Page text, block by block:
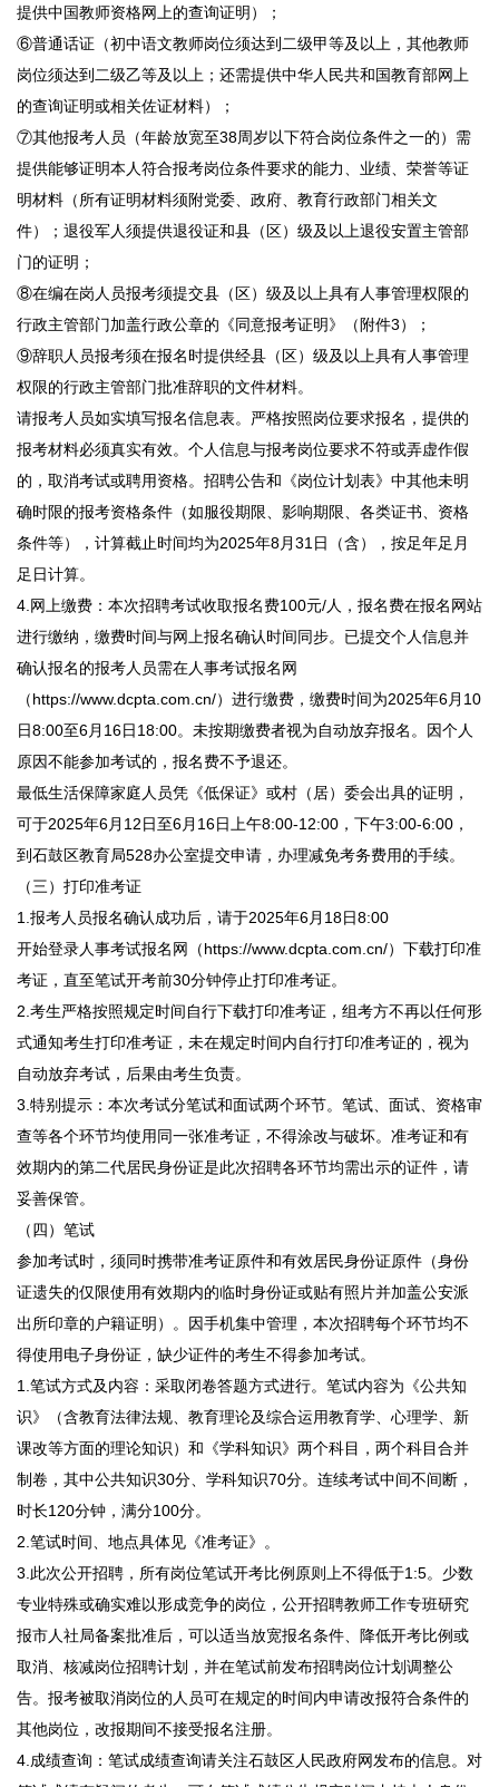
提供中国教师资格网上的查询证明）；
⑥普通话证（初中语文教师岗位须达到二级甲等及以上，其他教师
岗位须达到二级乙等及以上；还需提供中华人民共和国教育部网上
的查询证明或相关佐证材料）；
⑦其他报考人员（年龄放宽至38周岁以下符合岗位条件之一的）需
提供能够证明本人符合报考岗位条件要求的能力、业绩、荣誉等证
明材料（所有证明材料须附党委、政府、教育行政部门相关文
件）；退役军人须提供退役证和县（区）级及以上退役安置主管部
门的证明；
⑧在编在岗人员报考须提交县（区）级及以上具有人事管理权限的
行政主管部门加盖行政公章的《同意报考证明》（附件3）；
⑨辞职人员报考须在报名时提供经县（区）级及以上具有人事管理
权限的行政主管部门批准辞职的文件材料。
请报考人员如实填写报名信息表。严格按照岗位要求报名，提供的
报考材料必须真实有效。个人信息与报考岗位要求不符或弄虚作假
的，取消考试或聘用资格。招聘公告和《岗位计划表》中其他未明
确时限的报考资格条件（如服役期限、影响期限、各类证书、资格
条件等），计算截止时间均为2025年8月31日（含），按足年足月
足日计算。
4.网上缴费：本次招聘考试收取报名费100元/人，报名费在报名网站
进行缴纳，缴费时间与网上报名确认时间同步。已提交个人信息并
确认报名的报考人员需在人事考试报名网
（https://www.dcpta.com.cn/）进行缴费，缴费时间为2025年6月10
日8:00至6月16日18:00。未按期缴费者视为自动放弃报名。因个人
原因不能参加考试的，报名费不予退还。
最低生活保障家庭人员凭《低保证》或村（居）委会出具的证明，
可于2025年6月12日至6月16日上午8:00-12:00，下午3:00-6:00，
到石鼓区教育局528办公室提交申请，办理减免考务费用的手续。
（三）打印准考证
1.报考人员报名确认成功后，请于2025年6月18日8:00
开始登录人事考试报名网（https://www.dcpta.com.cn/）下载打印准
考证，直至笔试开考前30分钟停止打印准考证。
2.考生严格按照规定时间自行下载打印准考证，组考方不再以任何形
式通知考生打印准考证，未在规定时间内自行打印准考证的，视为
自动放弃考试，后果由考生负责。
3.特别提示：本次考试分笔试和面试两个环节。笔试、面试、资格审
查等各个环节均使用同一张准考证，不得涂改与破坏。准考证和有
效期内的第二代居民身份证是此次招聘各环节均需出示的证件，请
妥善保管。
（四）笔试
参加考试时，须同时携带准考证原件和有效居民身份证原件（身份
证遗失的仅限使用有效期内的临时身份证或贴有照片并加盖公安派
出所印章的户籍证明）。因手机集中管理，本次招聘每个环节均不
得使用电子身份证，缺少证件的考生不得参加考试。
1.笔试方式及内容：采取闭卷答题方式进行。笔试内容为《公共知
识》（含教育法律法规、教育理论及综合运用教育学、心理学、新
课改等方面的理论知识）和《学科知识》两个科目，两个科目合并
制卷，其中公共知识30分、学科知识70分。连续考试中间不间断，
时长120分钟，满分100分。
2.笔试时间、地点具体见《准考证》。
3.此次公开招聘，所有岗位笔试开考比例原则上不得低于1:5。少数
专业特殊或确实难以形成竞争的岗位，公开招聘教师工作专班研究
报市人社局备案批准后，可以适当放宽报名条件、降低开考比例或
取消、核减岗位招聘计划，并在笔试前发布招聘岗位计划调整公
告。报考被取消岗位的人员可在规定的时间内申请改报符合条件的
其他岗位，改报期间不接受报名注册。
4.成绩查询：笔试成绩查询请关注石鼓区人民政府网发布的信息。对